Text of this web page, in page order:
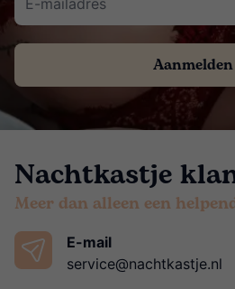
Aanmelden
Nachtkastje
Meer dan alleen een
E-mail
service@nachtkastje.nl